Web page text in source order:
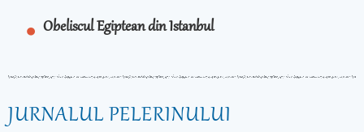
Obeliscul Egiptean din Istanbul
JURNALUL PELERINULUI